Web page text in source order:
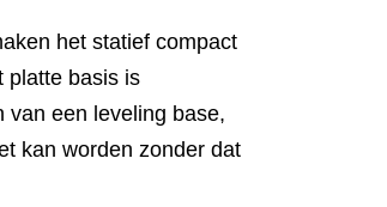
het statief compact
platte basis is
van een leveling base,
kan worden zonder dat